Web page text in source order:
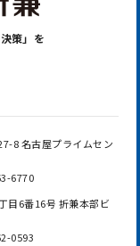
策」を
8 名古屋プライムセン
6770
目6番16号 折兼本部ビ
0593